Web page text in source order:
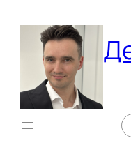
содержимому